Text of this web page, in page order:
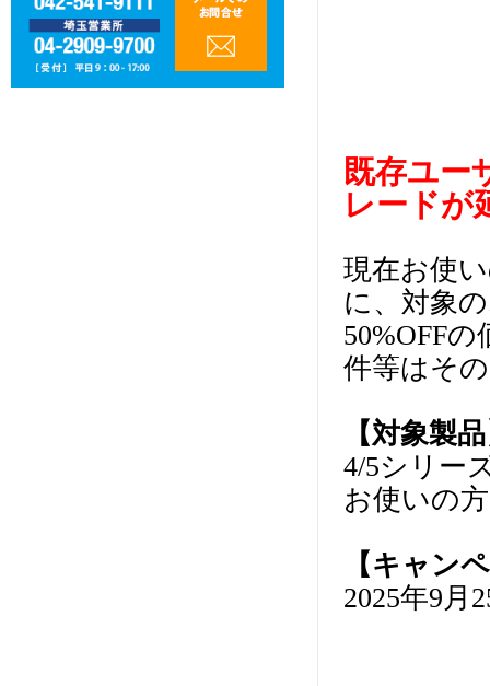
既存ユー
レードが
現在お使
に、対象
50%OFF
件等はそ
【対象製
4/5シリー
お使いの
【キャン
2025年9月